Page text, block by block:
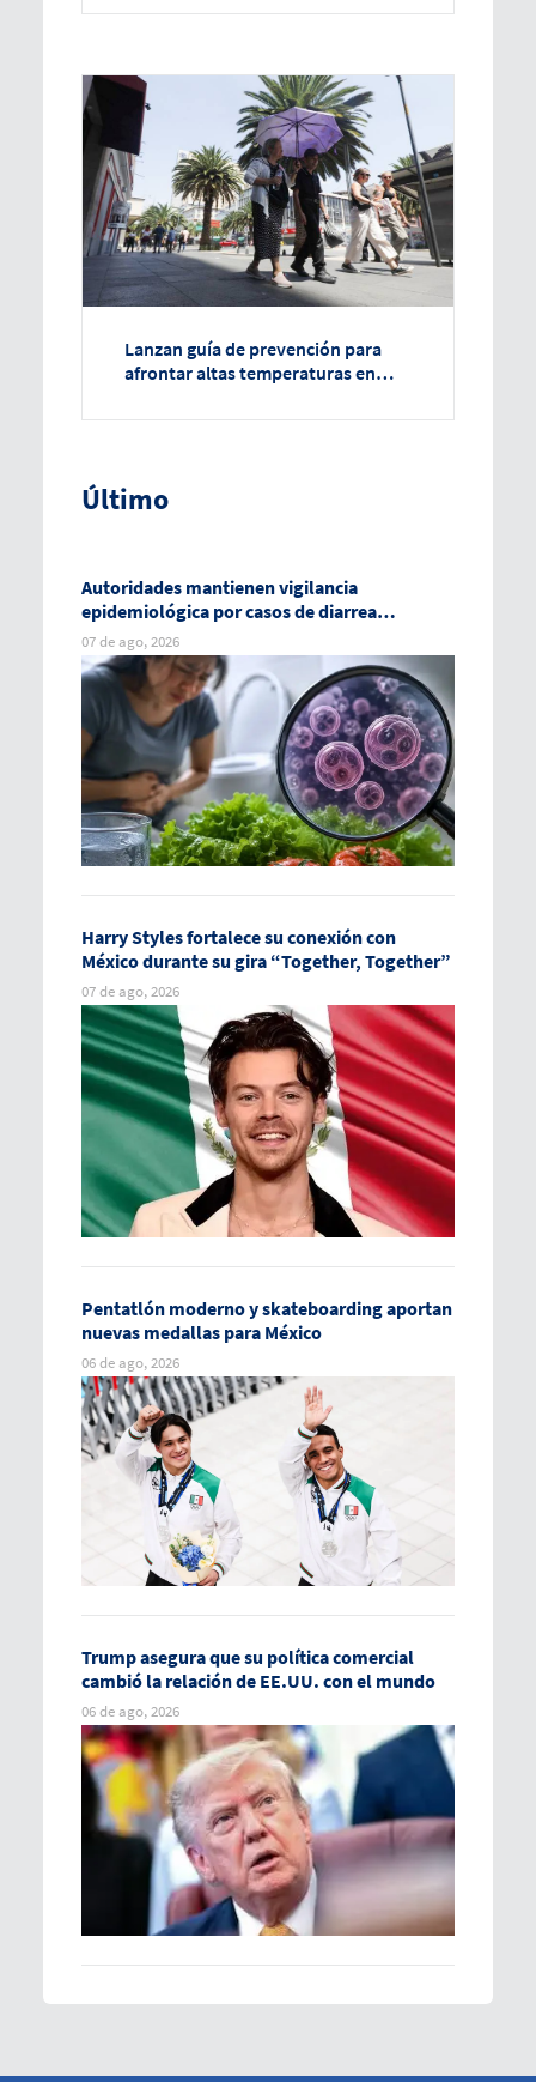
Lanzan guía de prevención para
afrontar altas temperaturas en
Último
Autoridades mantienen vigilancia
epidemiológica por casos de diarrea
explosiva en México
07 de ago, 2026
Harry Styles fortalece su conexión con
México durante su gira “Together, Together”
07 de ago, 2026
Pentatlón moderno y skateboarding aportan
nuevas medallas para México
06 de ago, 2026
Trump asegura que su política comercial
cambió la relación de EE.UU. con el mundo
06 de ago, 2026